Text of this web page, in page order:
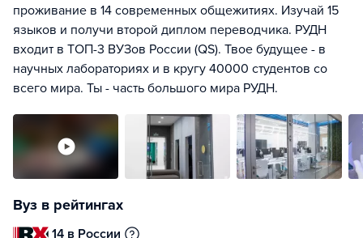
проживание в 14 современных общежитиях. Изучай 15
языков и получи второй диплом переводчика. РУДН
входит в ТОП-3 ВУЗов России (QS). Твое будущее - в
научных лабораториях и в кругу 40000 студентов со
всего мира. Ты - часть большого мира РУДН.
Вуз в рейтингах
14 в России